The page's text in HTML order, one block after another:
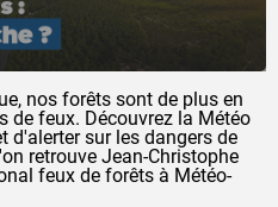
nos forêts sont de plus en
de feux. Découvrez la Météo
d'alerter sur les dangers de
retrouve Jean-Christophe
feux de forêts à Météo-